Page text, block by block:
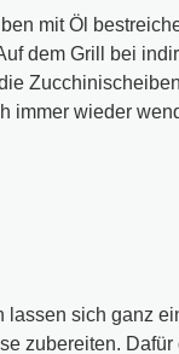
mit Öl
dem Grill bei
immer wieder
lassen sich ganz
zubereiten.